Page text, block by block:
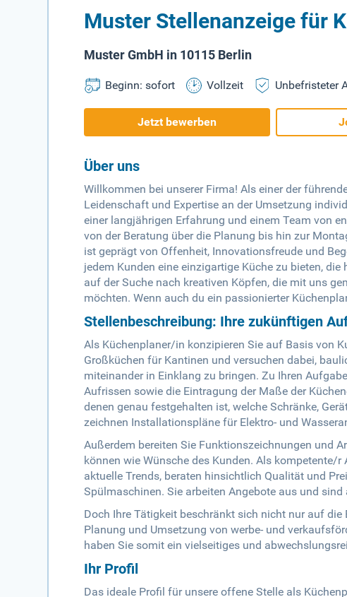
Muster Stellenanzeige für
Muster GmbH in 10115 Berlin
Beginn: sofort Vollzeit Unbefristeter
Jetzt bewerben
Über uns
Willkommen bei unserer Firma! Als einer der
Leidenschaft und Expertise an der Umsetzung
einer langjährigen Erfahrung und einem Team von
von der Beratung über die Planung bis hin zur
ist geprägt von Offenheit, Innovationsfreude und
jedem Kunden eine einzigartige Küche zu bieten,
auf der Suche nach kreativen Köpfen, die mit uns
möchten. Wenn auch du ein passionierter
Stellenbeschreibung: Ihre zukünftigen
Als Küchenplaner/in konzipieren Sie auf Basis von
Großküchen für Kantinen und versuchen dabei,
miteinander in Einklang zu bringen. Zu Ihren
Aufrissen sowie die Eintragung der Maße der
denen genau festgehalten ist, welche Schränke,
zeichnen Installationspläne für Elektro- und
Außerdem bereiten Sie Funktionszeichnungen und
können wie Wünsche des Kunden. Als
aktuelle Trends, beraten hinsichtlich Qualität und
Spülmaschinen. Sie arbeiten Angebote aus und
Doch Ihre Tätigkeit beschränkt sich nicht nur auf
Planung und Umsetzung von werbe- und
haben Sie somit ein vielseitiges und
Ihr Profil
Das ideale Profil für unsere offene Stelle als